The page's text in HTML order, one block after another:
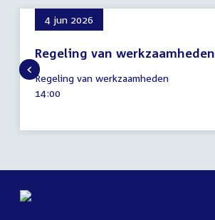
4 jun 2026
Regeling van werkzaamheden
4
juni
2026
Regeling van werkzaamheden
Tijd
14:00